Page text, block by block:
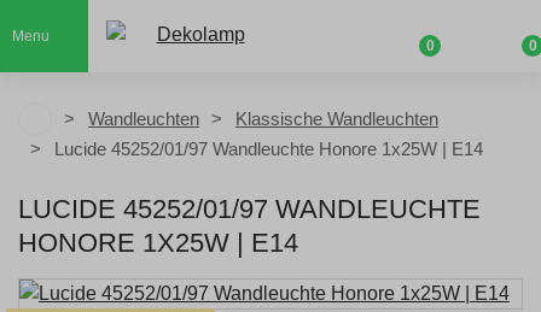
Menu
0 0
Wandleuchten
Klassische Wandleuchten
Lucide 45252/01/97 Wandleuchte Honore 1x25W | E14
LUCIDE 45252/01/97 WANDLEUCHTE
HONORE 1X25W | E14